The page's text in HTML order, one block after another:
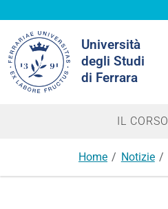
Università
degli Studi
di Ferrara
nel
sito
IL CORSO
Home Notizie